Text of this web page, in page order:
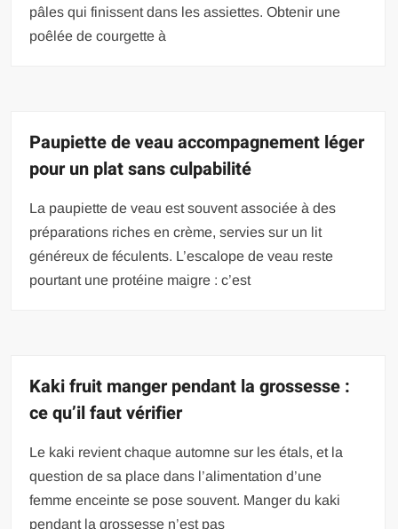
pâles qui finissent dans les assiettes. Obtenir une
poêlée de courgette à
Paupiette de veau accompagnement léger
pour un plat sans culpabilité
La paupiette de veau est souvent associée à des
préparations riches en crème, servies sur un lit
généreux de féculents. L’escalope de veau reste
pourtant une protéine maigre : c’est
Kaki fruit manger pendant la grossesse :
ce qu’il faut vérifier
Le kaki revient chaque automne sur les étals, et la
question de sa place dans l’alimentation d’une
femme enceinte se pose souvent. Manger du kaki
pendant la grossesse n’est pas